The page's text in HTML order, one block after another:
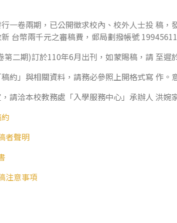
一卷兩期，已公開徵求校內、校外人士投 稿
台幣兩千元之審稿費，郵局劃撥帳號
第二期)訂於110年6月出刊，如蒙賜稿，請 至遲
約」與相關資料，請務必參照上開格式寫 作。
請洽本校教務處「入學服務中心」承辦人 洪婉
者聲明
注意事項